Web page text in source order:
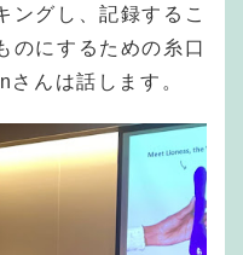
ングし、記録するこ
のにするための糸口
んは話します。